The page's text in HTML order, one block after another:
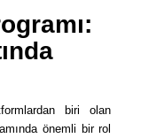
biri olan
önemli bir rol